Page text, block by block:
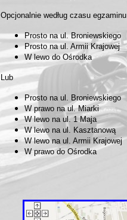
Opcjonalnie według czasu egzaminu
Prosto na ul. Broniewskiego
Prosto na ul. Armii Krajowej
W lewo do Ośrodka
Lub
Prosto na ul. Broniewskiego
W prawo na ul. Miarki
W lewo na ul. 1 Maja
W lewo na ul. Kasztanową
W lewo na ul. Armii Krajowej
W prawo do Ośrodka